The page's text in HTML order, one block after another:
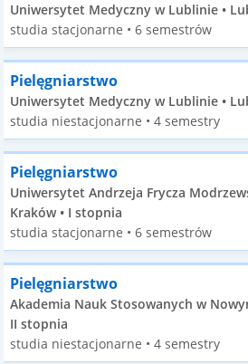
Uniwersytet Medyczny w Lublinie •
studia stacjonarne • 6 semestrów
Pielęgniarstwo
Uniwersytet Medyczny w Lublinie •
studia niestacjonarne • 4 semestry
Pielęgniarstwo
Uniwersytet Andrzeja Frycza
Kraków • I stopnia
studia stacjonarne • 6 semestrów
Pielęgniarstwo
Akademia Nauk Stosowanych w
II stopnia
studia niestacjonarne • 4 semestry